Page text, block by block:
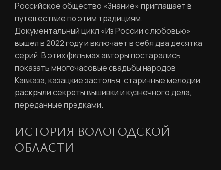
Российское общество «Знание» приглашает в
путешествие по этим традициям.
Документальный цикл «Из России с любовью»
вышел в 2022 году и включает в себя два десятка
серий. В этих фильмах авторы постарались
показать многочасовые свадьбы народов
Кавказа, казацкие застолья, старинные мелодии,
раскрыли секреты вышивки и кузнечного дела,
переданные предками.
ИСТОРИЯ ВОЛОГОДСКОЙ
ОБЛАСТИ